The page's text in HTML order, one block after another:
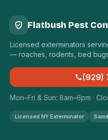
Flatbush Pest
Licensed exterminators
— roaches, rodents, bed
(929)
Mon–Fri & Sun: 8am–6pm ·
Licensed NY Exterminator